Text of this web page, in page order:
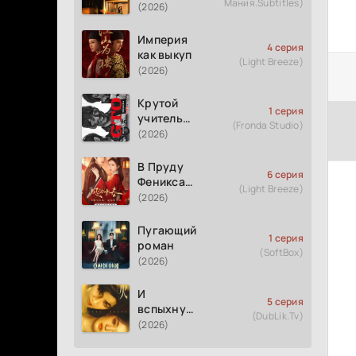
измене
(2026) Мания.Subtitles)
Империя
как выкуп
(2026)
4 серия
(Light Breeze)
Крутой
учитель
Онидзука
(2026)
(2026)
1 серия
(Fronda Studio)
В Пруду
Феникса
рождается
(2026)
6 серия
(Light Breeze)
Пугающий
роман
(2026)
1 серия
(SoftBox)
И
вспыхнуло
пламя
(2026)
5 серия
(DubLik.Tv)